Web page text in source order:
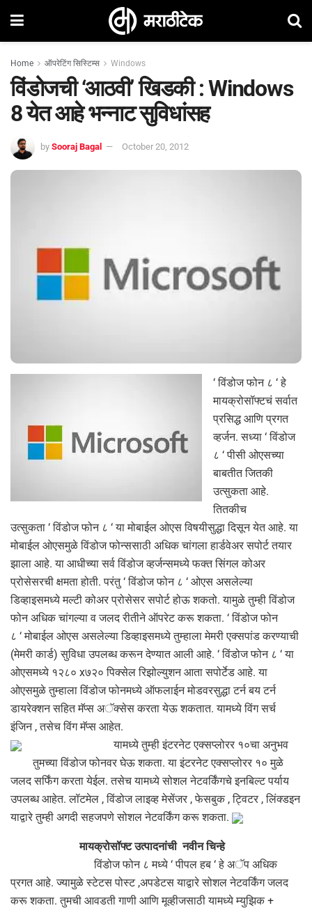
Home ऑपरेटिंग सिस्टिम्स Windows
विंडोजची ‘आठवी’ खिडकी : Windows
8 येत आहे भन्नाट सुविधांसह
by Sooraj Bagal October 20, 2012
‘ विंडोज फोन ८ ‘ हे
मायक्रोसॉफ्टचं सर्वात
प्रसिद्ध आणि प्रगत
व्हर्जन. सध्या ‘ विंडोज
८ ‘ पीसी ओएसच्या
बाबतीत जितकी
उत्सुकता आहे.
तितकीच
उत्सुकता ‘ विंडोज फोन ८ ‘ या मोबाईल ओएस विषयीसुद्धा दिसून येत आहे. या
मोबाईल ओएसमुळे विंडोज फोन्ससाठी अधिक चांगला हार्डवेअर सपोर्ट तयार
झाला आहे. या आधीच्या सर्व विंडोज व्हर्जन्समध्ये फक्त सिंगल कोअर
प्रोसेसरची क्षमता होती. परंतु ‘ विंडोज फोन ८ ‘ ओएस असलेल्या
डिव्हाइसमध्ये मल्टी कोअर प्रोसेसर सपोर्ट होऊ शकतो. यामुळे तुम्ही विंडोज
फोन अधिक चांगल्या व जलद रीतीने ऑपरेट करू शकता. ‘ विंडोज फोन
८ ‘ मोबाईल ओएस असलेल्या डिव्हाइसमध्ये तुम्हाला मेमरी एक्सपांड करण्याची
(मेमरी कार्ड) सुविधा उपलब्ध करून देण्यात आली आहे. ‘ विंडोज फोन ८ ‘ या
ओएसमध्ये १२८० x७२० पिक्सेल रिझोल्युशन आता सपोर्टेड आहे. या
ओएसमुळे तुम्हाला विंडोज फोनमध्ये ऑफलाईन मोडवरसुद्धा टर्न बय टर्न
डायरेक्शन सहित मॅप्स अॅक्सेस करता येऊ शकतात. यामध्ये विंग सर्च
इंजिन , तसेच विंग मॅप्स आहेत.
यामध्ये तुम्ही इंटरनेट एक्सप्लोरर १०चा अनुभव
तुमच्या विंडोज फोनवर घेऊ शकता. या इंटरनेट एक्सप्लोरर १० मुळे
जलद सर्फिंग करता येईल. तसेच यामध्ये सोशल नेटवर्किंगचे इनबिल्ट पर्याय
उपलब्ध आहेत. लॉटमेल , विंडोज लाइव्ह मेसेंजर , फेसबुक , ट्विटर , लिंक्डइन
याद्वारे तुम्ही अगदी सहजपणे सोशल नेटवर्किंग करू शकता.
मायक्रोसॉफ्ट उत्पादनांची नवीन चिन्हे
विंडोज फोन ८ मध्ये ‘ पीपल हब ‘ हे अॅप अधिक
प्रगत आहे. ज्यामुळे स्टेटस पोस्ट ,अपडेटस याद्वारे सोशल नेटवर्किंग जलद
करू शकता. तुमची आवडती गाणी आणि मूव्हीजसाठी यामध्ये म्युझिक +